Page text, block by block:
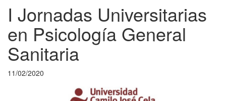
I Jornadas Universitarias
en Psicología General
Sanitaria
11/02/2020